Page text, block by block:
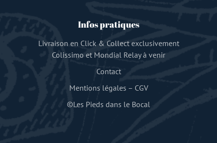
Infos pratiques
Livraison en Click & Collect exclusivement
Colissimo et Mondial Relay à venir
Contact
Mentions légales – CGV
©Les Pieds dans le Bocal